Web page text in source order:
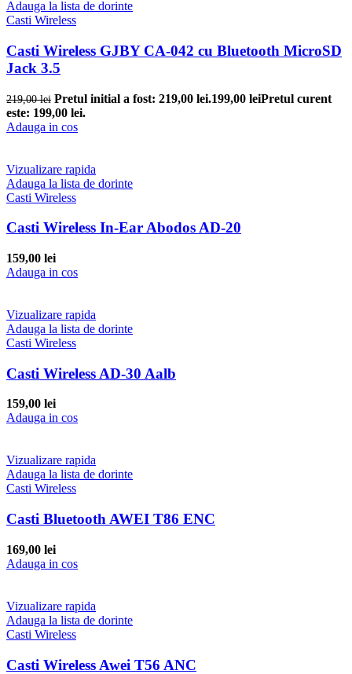
Adauga la lista de dorinte
Casti Wireless
Casti Wireless GJBY CA-042 cu Bluetooth MicroSD
Jack 3.5
219,00lei Pretul initial a fost: 219,00 lei.199,00 leiPretul curent
este: 199,00 lei.
Adauga in cos
Vizualizare rapida
Adauga la lista de dorinte
Casti Wireless
Casti Wireless In-Ear Abodos AD-20
159,00 lei
Adauga in cos
Vizualizare rapida
Adauga la lista de dorinte
Casti Wireless
Casti Wireless AD-30 Aalb
159,00 lei
Adauga in cos
Vizualizare rapida
Adauga la lista de dorinte
Casti Wireless
Casti Bluetooth AWEI T86 ENC
169,00 lei
Adauga in cos
Vizualizare rapida
Adauga la lista de dorinte
Casti Wireless
Casti Wireless Awei T56 ANC